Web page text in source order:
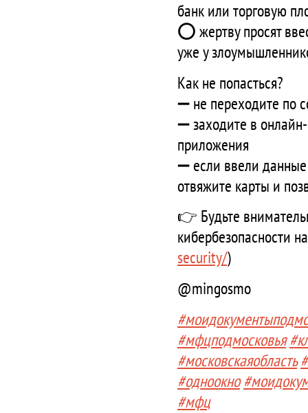
банк или торговую
⭕ жертву просят
уже у
Как не попасться?
➖ не переходите по
➖ заходите в
приложения
➖ если ввели
отвяжите карты и
👉 Будьте
кибербезопасности
security/)
@mingosmo
#мфцподмосковья
#московскаяобласть
#одноокно
#мфц